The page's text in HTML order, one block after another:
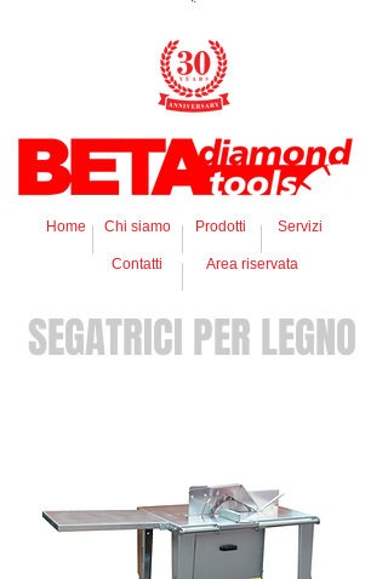
SEGATRICI PER LEGNO
Home Chi siamo Prodotti Servizi
Contatti Area riservata